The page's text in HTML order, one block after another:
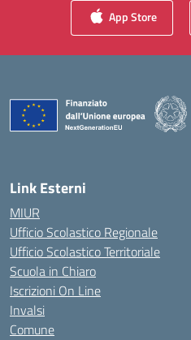
App Store
Link Esterni
MIUR
Ufficio Scolastico Regionale
Ufficio Scolastico Territoriale
Scuola in Chiaro
Iscrizioni On Line
Invalsi
Comune